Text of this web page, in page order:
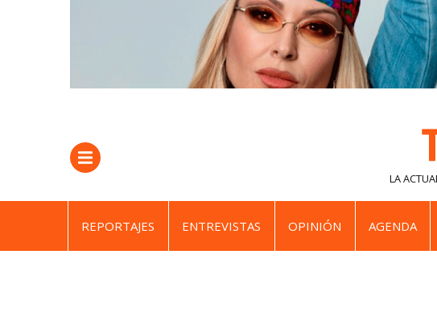
LA
REPORTAJES ENTREVISTAS OPINIÓN AGENDA